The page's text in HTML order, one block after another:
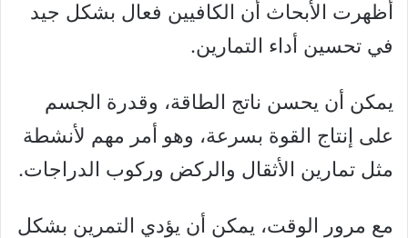
أظهرت الأبحاث أن الكافيين فعال بشكل جيد
في تحسين أداء التمارين.
يمكن أن يحسن ناتج الطاقة، وقدرة الجسم
على إنتاج القوة بسرعة، وهو أمر مهم لأنشطة
مثل تمارين الأثقال والركض وركوب الدراجات.
مع مرور الوقت، يمكن أن يؤدي التمرين بشكل